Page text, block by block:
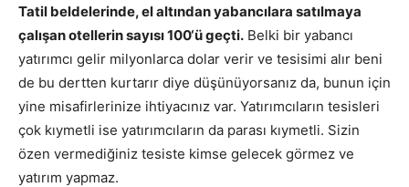
Tatil beldelerinde, el altından yabancılara satılmaya
çalışan otellerin sayısı 100‘ü geçti. Belki bir yabancı
yatırımcı gelir milyonlarca dolar verir ve tesisimi alır beni
de bu dertten kurtarır diye düşünüyorsanız da, bunun için
yine misafirlerinize ihtiyacınız var. Yatırımcıların tesisleri
çok kıymetli ise yatırımcıların da parası kıymetli. Sizin
özen vermediğiniz tesiste kimse gelecek görmez ve
yatırım yapmaz.